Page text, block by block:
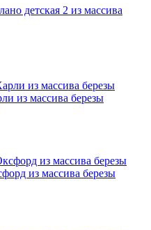
детская 2 из массива
из массива березы
из массива березы